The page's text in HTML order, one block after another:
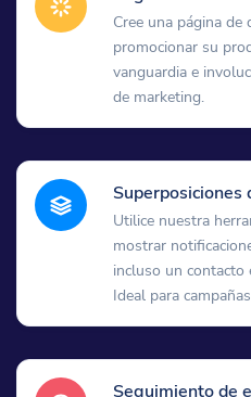
Cree una página de
promocionar su
vanguardia e
de marketing.
Superposiciones
Utilice nuestra
mostrar
incluso un
Ideal para
Seguimiento de